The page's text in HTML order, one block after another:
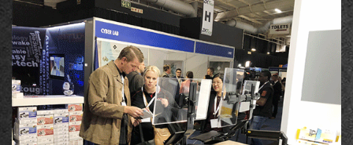
EletrolarShow是企业开拓巴西电子和家电市场首选的最佳展会。2018年商
务部将继续利用该展平台举办中国品牌商品拉美展，开拨付款对展会进行
宣传和推广，支持企业开拓